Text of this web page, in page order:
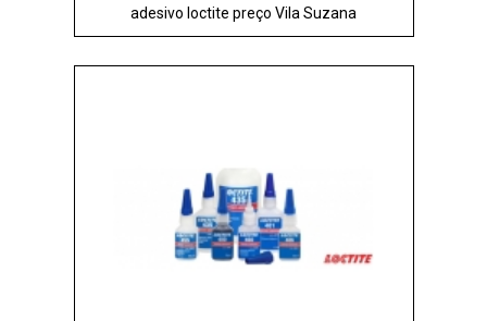
adesivo loctite preço Vila Suzana